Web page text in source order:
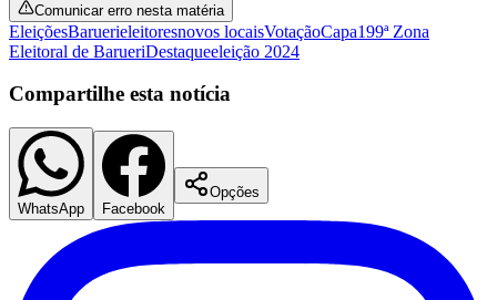
Times - Ir direto
Comunicar erro nesta matéria
EleiçõesBaruerieleitoresnovos locaisVotaçãoCapa199ª Zona
Eleitoral de BarueriDestaqueeleição 2024
Compartilhe esta notícia
WhatsApp Facebook
Opções